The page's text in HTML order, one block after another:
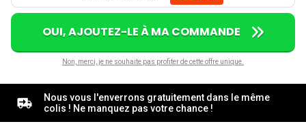
OUI, AJOUTEZ-LE À MA COMMANDE
Non, merci, je ne souhaite pas profiter de cette offre unique.
Nous vous l'enverrons gratuitement dans le même
colis ! Ne manquez pas votre chance !